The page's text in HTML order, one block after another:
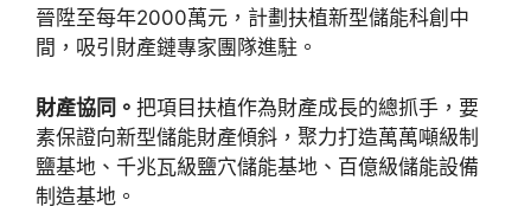
晉陞至每年2000萬元，計劃扶植新型儲能科創中
間，吸引財產鏈專家團隊進駐。
財產協同。 把項目扶植作為財產成長的總抓手，要
素保證向新型儲能財產傾斜，聚力打造萬萬噸級制
鹽基地、千兆瓦級鹽穴儲能基地、百億級儲能設備
制造基地。